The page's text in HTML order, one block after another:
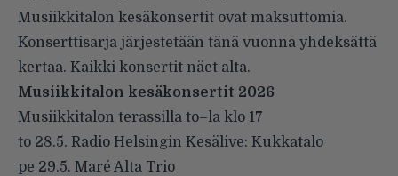
Musiikkitalon kesäkonsertit ovat maksuttomia.
Konserttisarja järjestetään tänä vuonna yhdeksättä
kertaa. Kaikki konsertit näet alta.
Musiikkitalon kesäkonsertit 2026
Musiikkitalon terassilla to–la klo 17
to 28.5. Radio Helsingin Kesälive: Kukkatalo
pe 29.5. Maré Alta Trio